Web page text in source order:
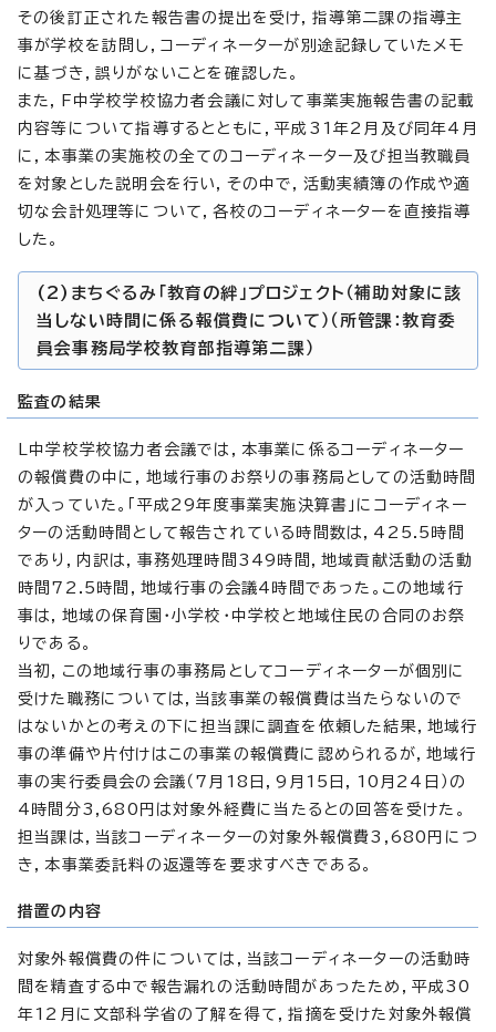
その後訂正された報告書の提出を受け，指導第二課の指導主
事が学校を訪問し，コーディネーターが別途記録していたメモ
に基づき，誤りがないことを確認した。
また，F中学校学校協力者会議に対して事業実施報告書の記載
内容等について指導するとともに，平成31年2月及び同年4月
に，本事業の実施校の全てのコーディネーター及び担当教職員
を対象とした説明会を行い，その中で，活動実績簿の作成や適
切な会計処理等について，各校のコーディネーターを直接指導
した。
(2)まちぐるみ「教育の絆」プロジェクト（補助対象に該
当しない時間に係る報償費について）（所管課：教育委
員会事務局学校教育部指導第二課）
監査の結果
L中学校学校協力者会議では，本事業に係るコーディネーター
の報償費の中に，地域行事のお祭りの事務局としての活動時間
が入っていた。「平成29年度事業実施決算書」にコーディネー
ターの活動時間として報告されている時間数は，425.5時間
であり，内訳は，事務処理時間349時間，地域貢献活動の活動
時間72.5時間，地域行事の会議4時間であった。この地域行
事は，地域の保育園・小学校・中学校と地域住民の合同のお祭
りである。
当初，この地域行事の事務局としてコーディネーターが個別に
受けた職務については，当該事業の報償費は当たらないので
はないかとの考えの下に担当課に調査を依頼した結果，地域行
事の準備や片付けはこの事業の報償費に認められるが，地域行
事の実行委員会の会議（7月18日，9月15日，10月24日）の
4時間分3,680円は対象外経費に当たるとの回答を受けた。
担当課は，当該コーディネーターの対象外報償費3,680円につ
き，本事業委託料の返還等を要求すべきである。
措置の内容
対象外報償費の件については，当該コーディネーターの活動時
間を精査する中で報告漏れの活動時間があったため，平成30
年12月に文部科学省の了解を得て，指摘を受けた対象外報償